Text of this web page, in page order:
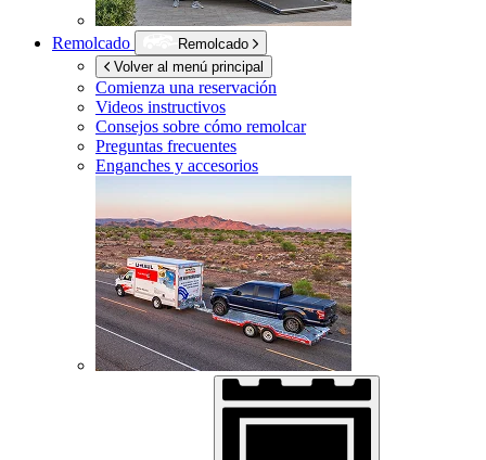
Remolcado
Remolcado
Volver al menú principal
Comienza una reservación
Videos instructivos
Consejos sobre cómo remolcar
Preguntas frecuentes
Enganches y accesorios